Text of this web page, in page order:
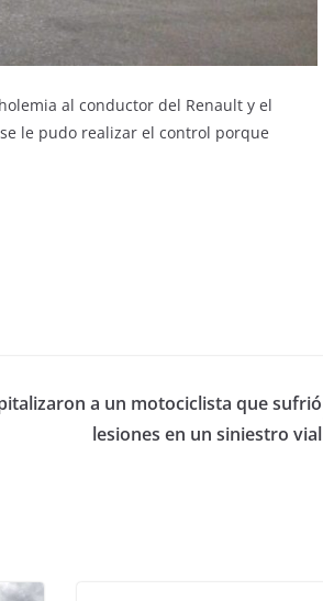
al conductor del Renault y el
le pudo realizar el control porque
a un motociclista que sufrió
lesiones en un siniestro vial